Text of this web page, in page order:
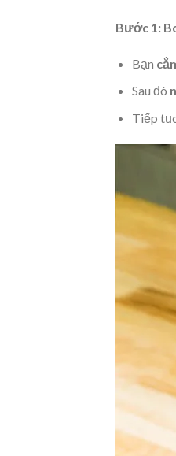
Bước 1:
Bạn
Sau đó
Tiếp